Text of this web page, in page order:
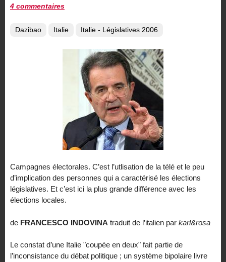
4 commentaires
Dazibao Italie Italie - Législatives 2006
Campagnes électorales. C’est l’utlisation de la télé et le peu
d’implication des personnes qui a caractérisé les élections
législatives. Et c’est ici la plus grande différence avec les
élections locales.
de FRANCESCO INDOVINA traduit de l’italien par karl&rosa
Le constat d’une Italie "coupée en deux" fait partie de
l’inconsistance du débat politique ; un système bipolaire livre